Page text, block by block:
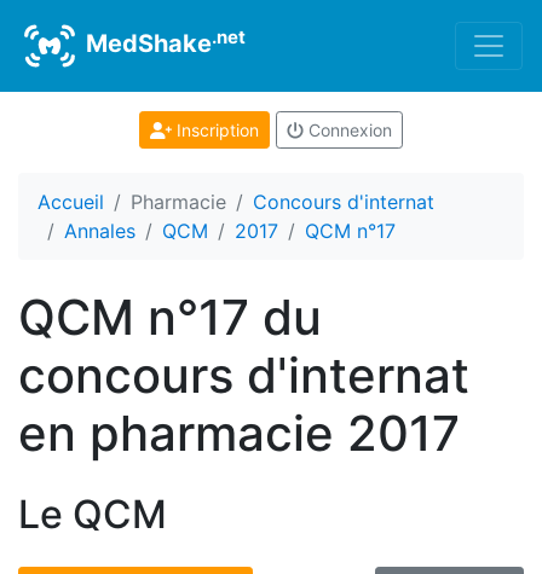
MedShake.net
Inscription Connexion
Accueil Pharmacie
Concours d'internat
Annales
QCM 2017 QCM n°17
QCM n°17 du
concours d'internat
en pharmacie 2017
Le QCM